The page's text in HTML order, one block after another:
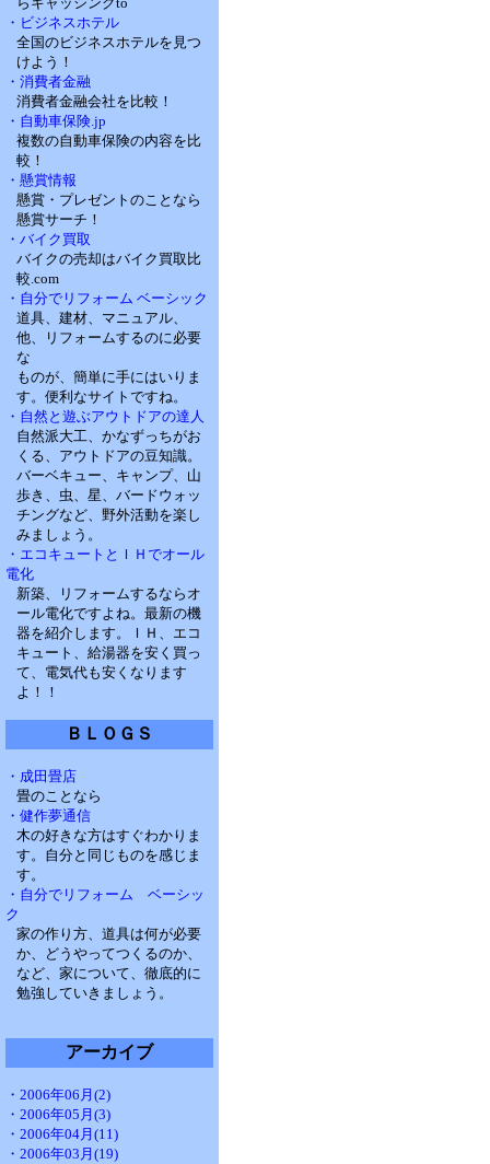
・ビジネスホテル
全国のビジネスホテルを見つ
けよう！
・消費者金融
消費者金融会社を比較！
・自動車保険.jp
複数の自動車保険の内容を比
較！
・懸賞情報
懸賞・プレゼントのことなら
懸賞サーチ！
・バイク買取
バイクの売却はバイク買取比
較.com
・自分でリフォーム ベーシック
道具、建材、マニュアル、
他、リフォームするのに必要
な
ものが、簡単に手にはいりま
す。便利なサイトですね。
・自然と遊ぶアウトドアの達人
自然派大工、かなずっちがお
くる、アウトドアの豆知識。
バーベキュー、キャンプ、山
歩き、虫、星、バードウォッ
チングなど、野外活動を楽し
みましょう。
・エコキュートとＩＨでオール
電化
新築、リフォームするならオ
ール電化ですよね。最新の機
器を紹介します。ＩＨ、エコ
キュート、給湯器を安く買っ
て、電気代も安くなります
よ！！
ＢＬＯＧＳ
・成田畳店
畳のことなら
・健作夢通信
木の好きな方はすぐわかりま
す。自分と同じものを感じま
す。
・自分でリフォーム ベーシッ
ク
家の作り方、道具は何が必要
か、どうやってつくるのか、
など、家について、徹底的に
勉強していきましょう。
アーカイブ
・2006年06月(2)
・2006年05月(3)
・2006年04月(11)
・2006年03月(19)